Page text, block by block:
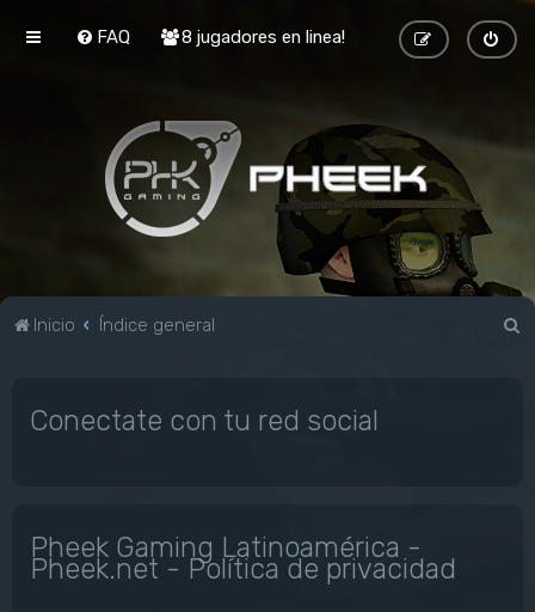
FAQ 8 jugadores en linea!
Inicio Índice general
Conectate con tu red social
Pheek Gaming Latinoamérica -
Pheek.net - Política de privacidad